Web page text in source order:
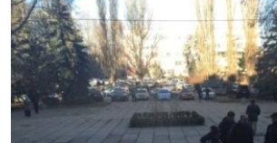
SÜRET
BLOGLAR
FİKİR
Русский